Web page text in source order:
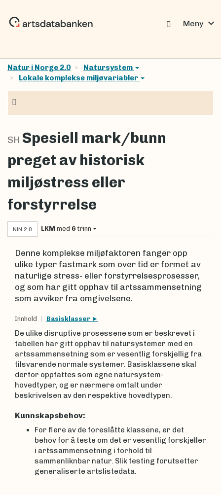
Meny expand_more
Natur i Norge 2.0
Natursystem
Lokale komplekse miljøvariabler
SH Spesiell mark/bunn
preget av historisk
miljøstress eller
forstyrrelse
NiN 2.0 LKM med 6 trinn
Denne komplekse miljøfaktoren fanger opp
ulike typer fastmark som over tid er formet av
naturlige stress- eller forstyrrelsesprosesser,
og som har gitt opphav til artssammensetning
som avviker fra omgivelsene.
Innhold Basisklasser
De ulike disruptive prosessene som er beskrevet i
tabellen har gitt opphav til natursystemer med en
artssammensetning som er vesentlig forskjellig fra
tilsvarende normale systemer. Basisklassene skal
derfor oppfattes som egne natursystem-
hovedtyper, og er nærmere omtalt under
beskrivelsen av den respektive hovedtypen.
Kunnskapsbehov:
For flere av de foreslåtte klassene, er det
behov for å teste om det er vesentlig forskjeller
i artssammensetning i forhold til
sammenliknbar natur. Slik testing forutsetter
generaliserte artslistedata.